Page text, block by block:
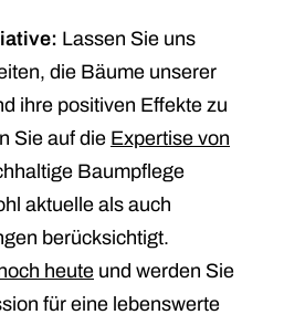
Lassen Sie uns
die Bäume unserer
ihre positiven Effekte zu
Sie auf die Expertise von
Baumpflege
aktuelle als auch
berücksichtigt.
heute und werden Sie
für eine lebenswerte